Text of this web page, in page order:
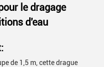
le dragage
d'eau
de 1,5 m, cette drague